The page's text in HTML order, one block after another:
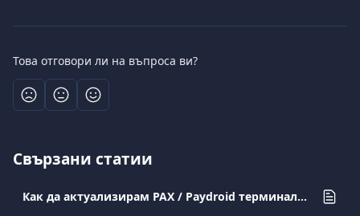
Това отговори ли на въпроса ви?
Свързани статии
Как да актуализирам PAX / Paydroid терминали? (A50, A77, A80, A910, A920, A920PRO)